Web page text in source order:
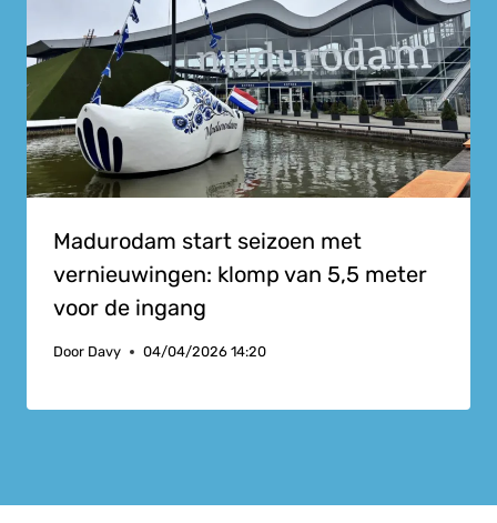
Madurodam start seizoen met
vernieuwingen: klomp van 5,5 meter
voor de ingang
Door Davy 04/04/2026 14:20